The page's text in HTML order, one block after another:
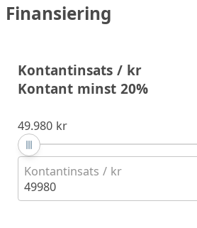
Finansiering
Kontantinsats / kr
Kontant minst 20%
49.980 kr
Kontantinsats / kr
49980